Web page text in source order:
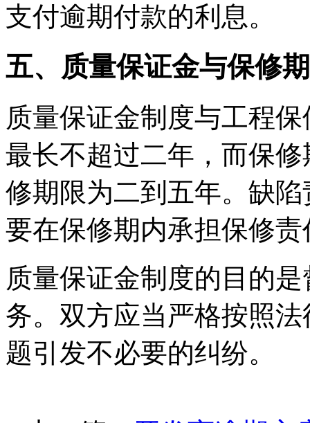
支付逾期付款的利息。
五、质量保证金与保修
质量保证金制度与工程
最长不超过二年，而保
修期限为二到五年。缺
要在保修期内承担保修责
质量保证金制度的目的
务。双方应当严格按照
题引发不必要的纠纷。